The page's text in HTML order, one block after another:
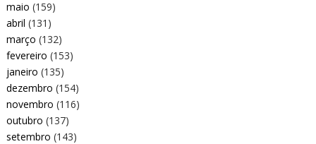
maio (159)
abril (131)
março (132)
fevereiro (153)
janeiro (135)
dezembro (154)
novembro (116)
outubro (137)
setembro (143)